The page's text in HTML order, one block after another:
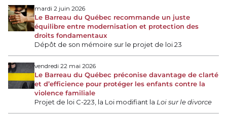
mardi 2 juin 2026
Le Barreau du Québec recommande un juste
équilibre entre modernisation et protection des
droits fondamentaux
Dépôt de son mémoire sur le projet de loi 23
vendredi 22 mai 2026
Le Barreau du Québec préconise davantage de clarté
et d’efficience pour protéger les enfants contre la
violence familiale
Projet de loi C-223, la Loi modifiant la Loi sur le divorce